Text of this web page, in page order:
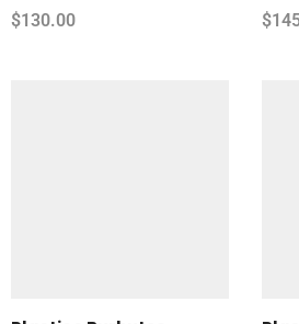
$130.00 $